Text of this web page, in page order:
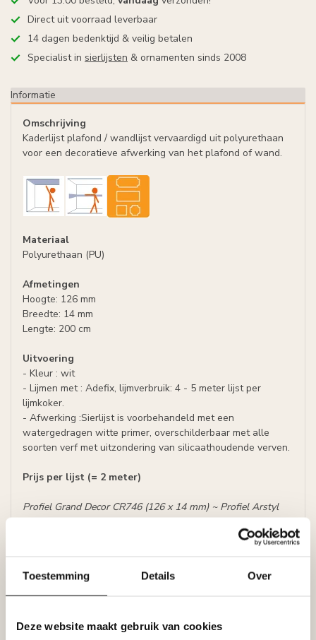
Toestemming Details Over
Deze website maakt gebruik van cookies
Direct uit voorraad leverbaar
14 dagen bedenktijd & veilig betalen
Specialist in sierlijsten & ornamenten sinds 2008
Informatie
Omschrijving
Kaderlijst plafond / wandlijst vervaardigd uit polyurethaan
voor een decoratieve afwerking van het plafond of wand.
Materiaal
Polyurethaan (PU)
Afmetingen
Hoogte: 126 mm
Breedte: 14 mm
Lengte: 200 cm
Uitvoering
- Kleur : wit
- Lijmen met : Adefix, lijmverbruik: 4 - 5 meter lijst per
lijmkoker.
- Afwerking :Sierlijst is voorbehandeld met een
watergedragen witte primer, overschilderbaar met alle
soorten verf met uitzondering van silicaathoudende verven.
Prijs per lijst (= 2 meter)
Profiel Grand Decor CR746 (126 x 14 mm) ~ Profiel Arstyl
Z12 ( 125 x 15 mm)
Reviews
Tags